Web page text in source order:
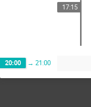
17:15
20:00 → 21:00